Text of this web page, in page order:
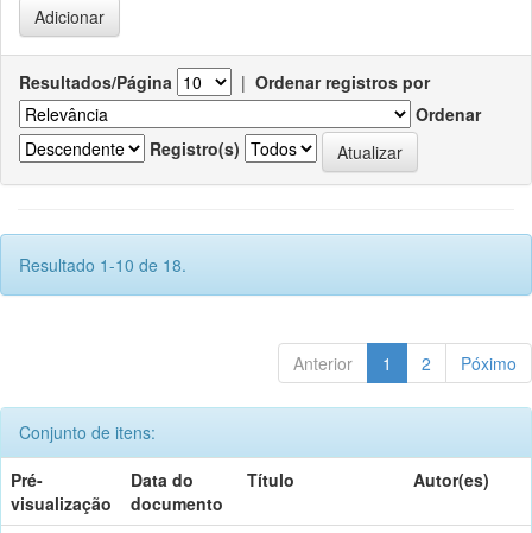
Resultados/Página | Ordenar registros por
Ordenar
Registro(s)
Resultado 1-10 de 18.
Anterior 1 2 Póximo
Conjunto de itens:
Pré-
visualização
Data do
documento
Título Autor(es)